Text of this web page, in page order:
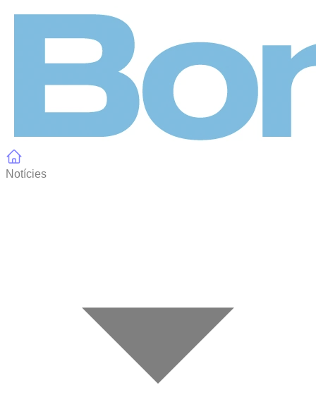
Notícies